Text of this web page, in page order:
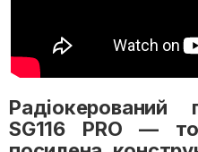
Радіокерований
SG116 PRO —